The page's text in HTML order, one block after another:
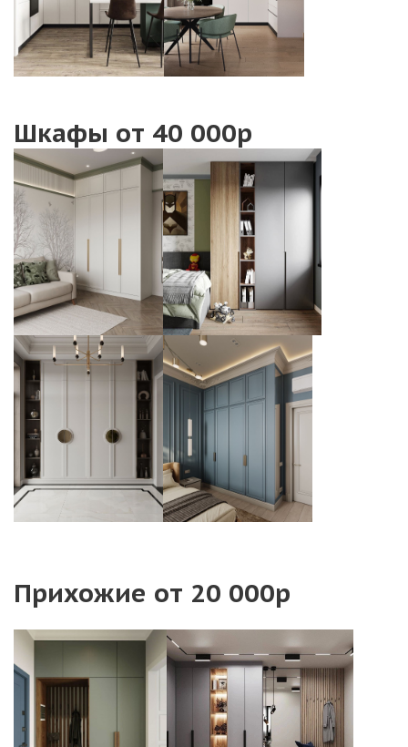
Шкафы от 40 000р
Прихожие от 20 000р